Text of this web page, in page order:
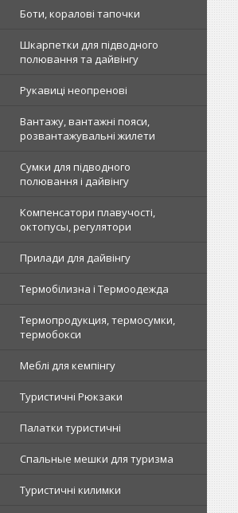
Боти, коралові тапочки
Шкарпетки для підводного
полювання та дайвінгу
Рукавиці неопренові
Вантажу, вантажні пояси,
розвантажувальні жилети
Сумки для підводного
полювання і дайвінгу
Компенсатори плавучості,
октопусы, регулятори
Прилади для дайвінгу
Термобілизна і Термоодежда
Термопродукция, термосумки,
термобокси
Меблі для кемпінгу
Туристичні Рюкзаки
Палатки туристичні
Спальные мешки для туризма
Туристичні килимки